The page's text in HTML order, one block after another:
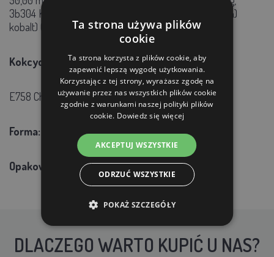
3b304 Kobalt-Co (powlekany granulowany bis(węglan)
kobalt) 0,20 mg/kg.
Kokcydiostatyki i histomonostatyki:
E758 Chlorowodorek robenidyny 65,00 mg/kg
Forma: granulki - 3,2 mm
Opakowanie: worek 10 kg lub 25 kg
DLACZEGO WARTO KUPIĆ U NAS?
Ta strona używa plików
cookie
Ta strona korzysta z plików cookie, aby
zapewnić lepszą wygodę użytkowania.
Korzystając z tej strony, wyrażasz zgodę na
używanie przez nas wszystkich plików cookie
zgodnie z warunkami naszej polityki plików
cookie. Dowiedz się więcej
AKCEPTUJ WSZYSTKIE
ODRZUĆ WSZYSTKIE
POKAŻ SZCZEGÓŁY